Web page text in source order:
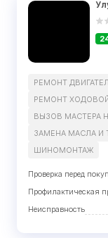
РЕМОНТ
РЕМОНТ
ВЫЗОВ МАСТЕРА
ЗАМЕНА МАСЛА И
ШИНОМОНТАЖ
Проверка перед
Неисправность